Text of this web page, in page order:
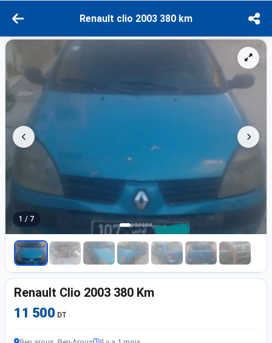
Renault clio 2003 380 km
1 / 7
Renault Clio 2003 380 Km
11 500 DT